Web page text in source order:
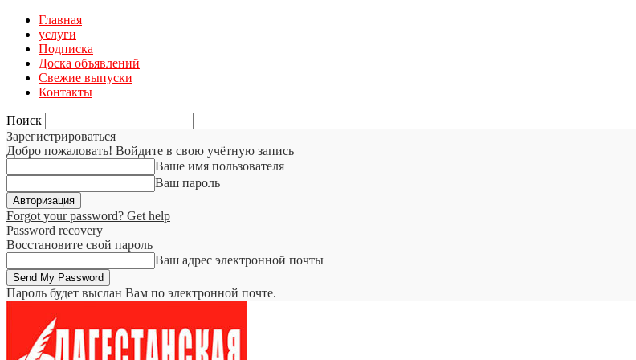
Главная
услуги
Подписка
Доска объявлений
Свежие выпуски
Контакты
Поиск
Зарегистрироваться
Добро пожаловать! Войдите в свою учётную запись
Ваше имя пользователя
Ваш пароль
Forgot your password? Get help
Password recovery
Восстановите свой пароль
Ваш адрес электронной почты
Пароль будет выслан Вам по электронной почте.